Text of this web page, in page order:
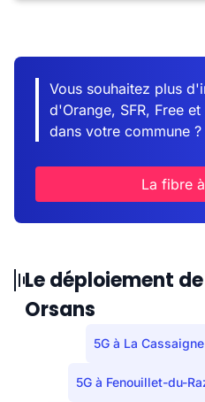
Vous souhaitez plus
d'Orange, SFR, Free
dans votre commune ?
La fibre
Le déploiement
Orsans
5G à La Cassaigne
5G à Fenouillet-du-